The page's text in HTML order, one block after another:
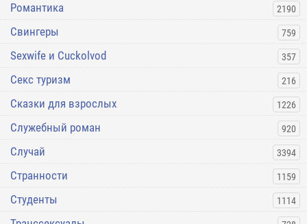
Романтика 2190
Свингеры 759
Sexwife и Cuckolvod 357
Секс туризм 216
Сказки для взрослых 1226
Служебный роман 920
Случай 3394
Странности 1159
Студенты 1114